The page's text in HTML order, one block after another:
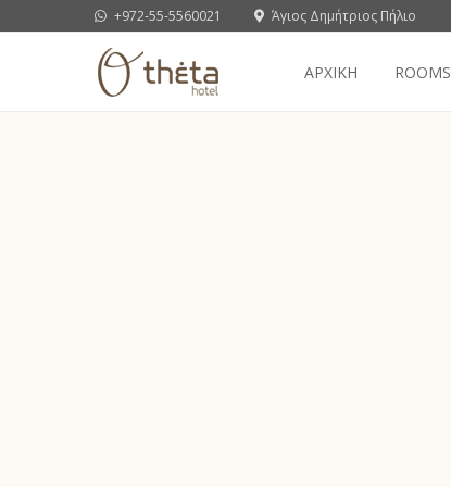
+972-55-5560021 Άγιος Δημήτριος Πήλιο
ΑΡΧΙΚΗ ROOMS